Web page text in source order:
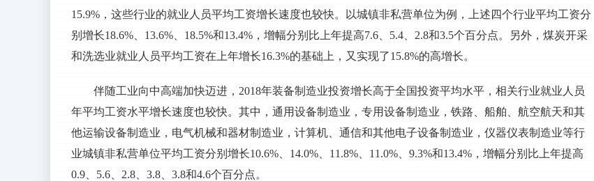
15.9%，这些行业的就业人员平均工资增长速度也较快。以城镇非私营单位为例，上述四个行业平均工资分
别增长18.6%、13.6%、18.5%和13.4%，增幅分别比上年提高7.6、5.4、2.8和3.5个百分点。另外，煤炭开采
和洗选业就业人员平均工资在上年增长16.3%的基础上，又实现了15.8%的高增长。
伴随工业向中高端加快迈进，2018年装备制造业投资增长高于全国投资平均水平，相关行业就业人员
年平均工资水平增长速度也较快。其中，通用设备制造业，专用设备制造业，铁路、船舶、航空航天和其
他运输设备制造业，电气机械和器材制造业，计算机、通信和其他电子设备制造业，仪器仪表制造业等行
业城镇非私营单位平均工资分别增长10.6%、14.0%、11.8%、11.0%、9.3%和13.4%，增幅分别比上年提高
0.9、5.6、2.8、3.8、3.8和4.6个百分点。